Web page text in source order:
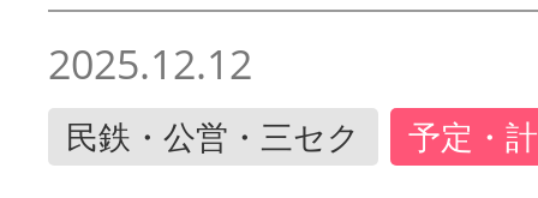
2025.12.12
民鉄・公営・三セク 予定・